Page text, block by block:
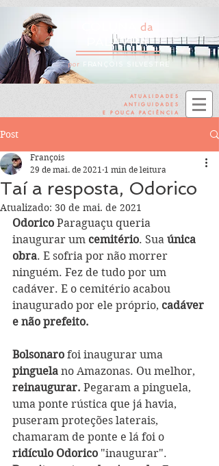
da
PALAVRA
por FRANÇOIS SILVESTRE
ATUALIDADES
ANTIGUIDADES
E POUCA PACIÊNCIA
Post
Taí a resposta, Odorico
François
29 de mai. de 2021 1 min de leitura
Atualizado: 30 de mai. de 2021
Odorico Paraguaçu queria
inaugurar um cemitério. Sua única
obra. E sofria por não morrer
ninguém. Fez de tudo por um
cadáver. E o cemitério acabou
inaugurado por ele próprio, cadáver
e não prefeito.
Bolsonaro foi inaugurar uma
pinguela no Amazonas. Ou melhor,
reinaugurar. Pegaram a pinguela,
uma ponte rústica que já havia,
puseram proteções laterais,
chamaram de ponte e lá foi o
ridículo Odorico "inaugurar".